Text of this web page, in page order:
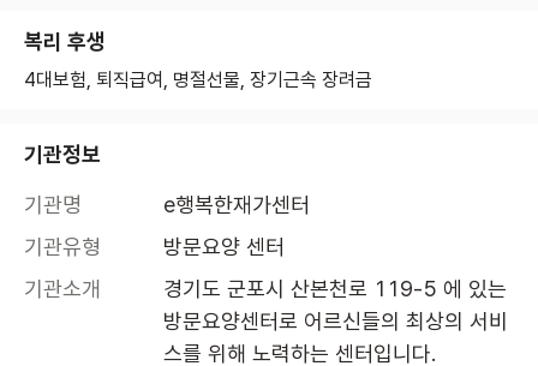
복리 후생
4대보험, 퇴직급여, 명절선물, 장기근속 장려금
기관정보
기관명
e행복한재가센터
기관유형
방문요양 센터
기관소개
경기도 군포시 산본천로 119-5 에 있는
방문요양센터로 어르신들의 최상의 서비
스를 위해 노력하는 센터입니다.